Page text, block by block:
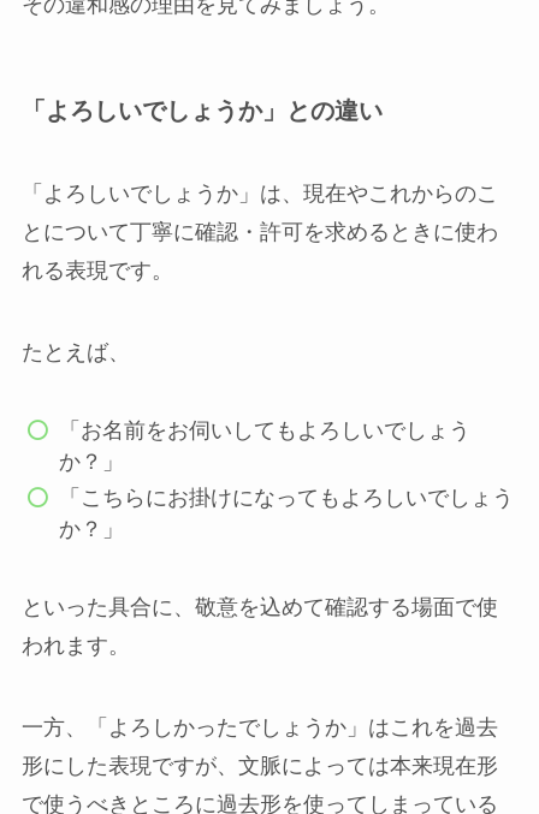
「よろしいでしょうか」との違い
「よろしいでしょうか」は、現在やこれからのこ
とについて丁寧に確認・許可を求めるときに使わ
れる表現です。
たとえば、
「お名前をお伺いしてもよろしいでしょう
か？」
「こちらにお掛けになってもよろしいでしょう
か？」
といった具合に、敬意を込めて確認する場面で使
われます。
一方、「よろしかったでしょうか」はこれを過去
形にした表現ですが、文脈によっては本来現在形
で使うべきところに過去形を使ってしまっている